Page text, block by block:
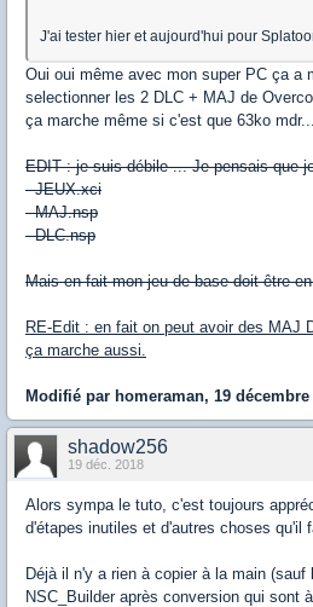
J'ai tester hier et aujourd'hui pour
Oui oui même avec mon super PC ça a
selectionner les 2 DLC + MAJ de
ça marche même si c'est que 63ko mdr...
EDIT : je suis débile ... Je pensais que
- JEUX.xci
- MAJ.nsp
- DLC.nsp
Mais en fait mon jeu de base doit être
RE-Edit : en fait on peut avoir des MAJ
ça marche aussi.
Modifié par homeraman, 19 décembre
shadow256
19 déc. 2018
Alors sympa le tuto, c'est toujours
d'étapes inutiles et d'autres choses qu'il
Déjà il n'y a rien à copier à la main
NSC_Builder après conversion qui sont